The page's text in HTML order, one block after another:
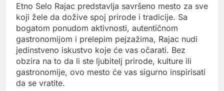
Etno Selo Rajac predstavlja savršeno mesto za sve
koji žele da dožive spoj prirode i tradicije. Sa
bogatom ponudom aktivnosti, autentičnom
gastronomijom i prelepim pejzažima, Rajac nudi
jedinstveno iskustvo koje će vas očarati. Bez
obzira na to da li ste ljubitelj prirode, kulture ili
gastronomije, ovo mesto će vas sigurno inspirisati
da se vratite.